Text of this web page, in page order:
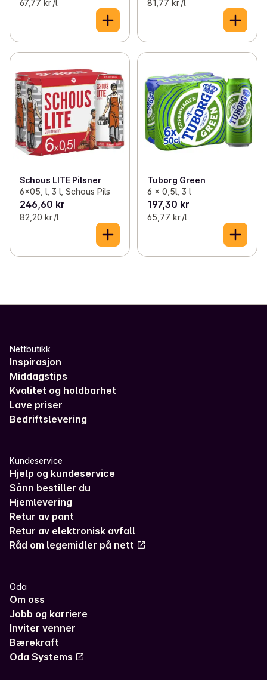
67,77 kr /l 81,77 kr /l
Schous LITE Pilsner
6x05, l, 3 l, Schous Pils
246,60 kr
82,20 kr /l
Tuborg Green
6 x 0,5l, 3 l
197,30 kr
65,77 kr /l
Nettbutikk
Inspirasjon
Middagstips
Kvalitet og holdbarhet
Lave priser
Bedriftslevering
Kundeservice
Hjelp og kundeservice
Sånn bestiller du
Hjemlevering
Retur av pant
Retur av elektronisk avfall
Råd om legemidler på nett
Oda
Om oss
Jobb og karriere
Inviter venner
Bærekraft
Oda Systems